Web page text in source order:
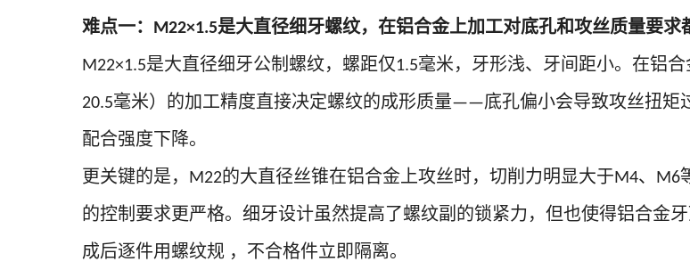
难点一： M22×1.5是大直径细牙螺纹，在铝合金上加工对底孔和攻丝质量要求
M22×1.5是大直径细牙公制螺纹，螺距仅 1.5毫米，牙形浅、牙间距小。在铝
20.5毫米）的加工精度直接决定螺纹的成形质量——底孔偏小会导致攻丝扭矩
配合强度下降。
更关键的是， M22的大直径丝锥在铝合金上攻丝时，切削力明显大于M4、 M6
的控制要求更严格。细牙设计虽然提高了螺纹副的锁紧力，但也使得铝合金
成后逐件用螺纹规 ，不合格件立即隔离。